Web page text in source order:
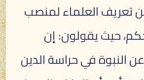
تعريف العلماء لمنصب
حيث يقولون: إن
عن النبوة في حراسة الدين